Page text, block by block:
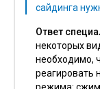
сайдинга
Ответ
некоторых
необходимо,
реагировать